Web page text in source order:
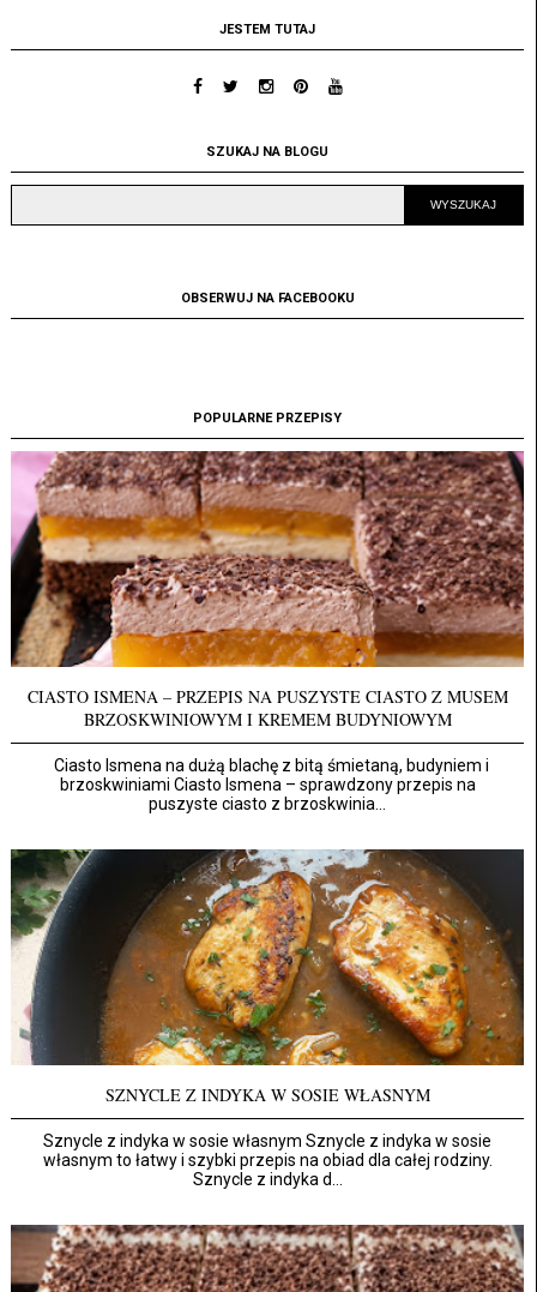
JESTEM TUTAJ
SZUKAJ NA BLOGU
OBSERWUJ NA FACEBOOKU
POPULARNE PRZEPISY
CIASTO ISMENA – PRZEPIS NA PUSZYSTE CIASTO Z MUSEM
BRZOSKWINIOWYM I KREMEM BUDYNIOWYM
Ciasto Ismena na dużą blachę z bitą śmietaną, budyniem i
brzoskwiniami Ciasto Ismena – sprawdzony przepis na
puszyste ciasto z brzoskwinia...
SZNYCLE Z INDYKA W SOSIE WŁASNYM
Sznycle z indyka w sosie własnym Sznycle z indyka w sosie
własnym to łatwy i szybki przepis na obiad dla całej rodziny.
Sznycle z indyka d...